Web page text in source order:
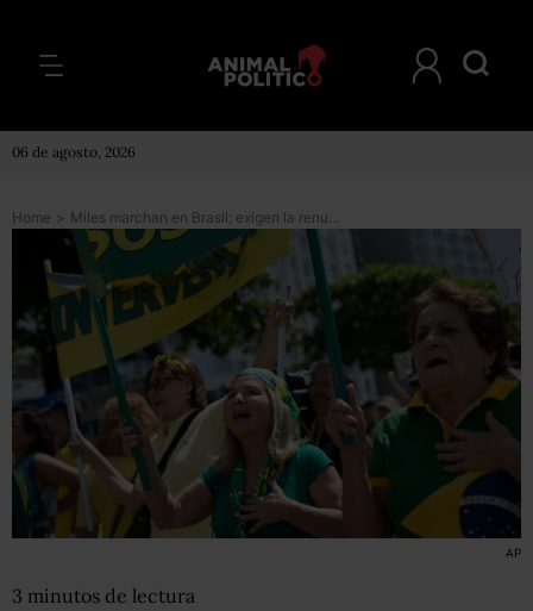
06 de agosto, 2026
Home > Miles marchan en Brasil; exigen la renuncia de la presidenta Dilma Rousseff
AP
3 minutos de lectura